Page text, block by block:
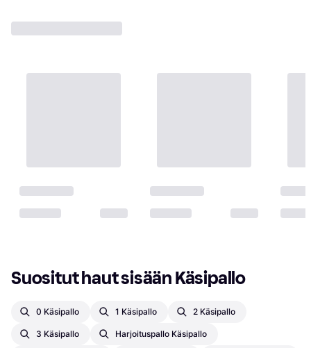
Suositut haut sisään Käsipallo
0 Käsipallo 1 Käsipallo 2 Käsipallo
3 Käsipallo Harjoituspallo Käsipallo